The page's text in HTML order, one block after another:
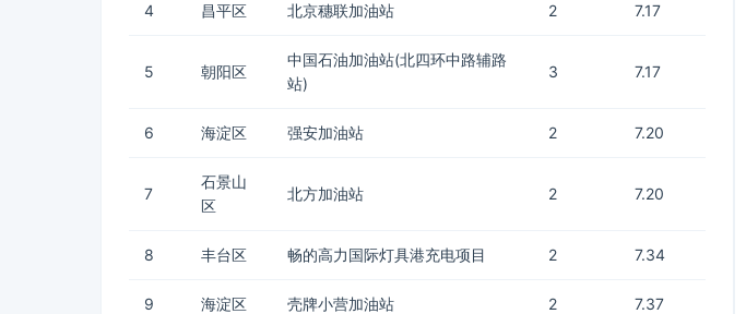
4 昌平区 北京穗联加油站 2 7.17
5 朝阳区
中国石油加油站(北四环中路辅路
站)
3 7.17
6 海淀区 强安加油站 2 7.20
7
石景山
区
北方加油站 2 7.20
8 丰台区 畅的高力国际灯具港充电项目 2 7.34
9 海淀区 壳牌小营加油站 2 7.37